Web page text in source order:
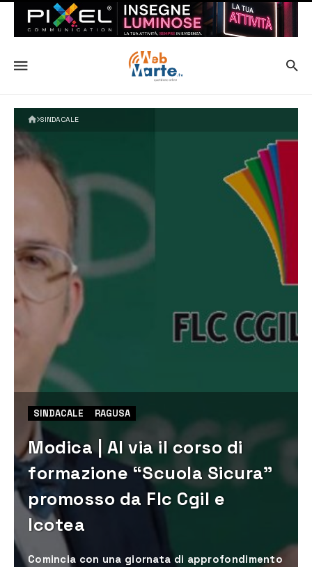
SINDACALE
SINDACALE RAGUSA
Modica | Al via il corso di
formazione “Scuola Sicura”
promosso da Flc Cgil e
Icotea
Comincia con una giornata di approfondimento